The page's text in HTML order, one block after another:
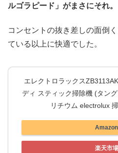
ルゴラピード」がまさにそれ。
コンセントの抜き差しの面倒
ている以上に快適でした。
エレクトロラックス
ディ スティック掃除機 (タン
リチウム electrolux
Amazon
楽天市場